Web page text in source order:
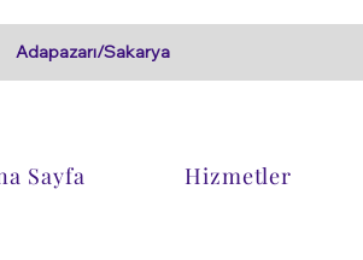
Adapazarı/Sakarya
Sayfa Hizmetler